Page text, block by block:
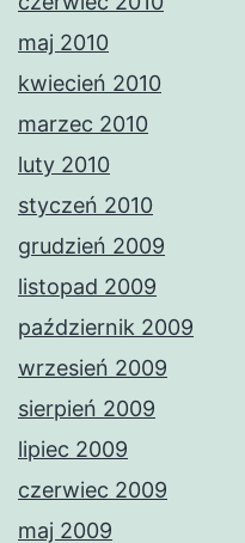
maj 2010
kwiecień 2010
marzec 2010
luty 2010
styczeń 2010
grudzień 2009
listopad 2009
październik 2009
wrzesień 2009
sierpień 2009
lipiec 2009
czerwiec 2009
maj 2009